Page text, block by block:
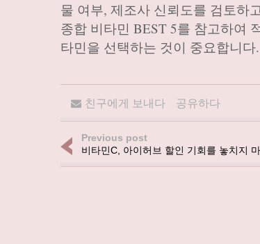
물 여부, 제조사 신뢰도를 검토하
종합 비타민 BEST 5를 참고하여
타민을 선택하는 것이 중요합니
친구에게 보내다 공유하다
Previous post
비타민C, 아이허브 할인 기회를 놓치지